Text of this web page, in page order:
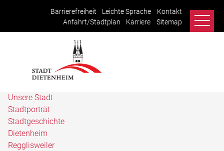
Barrierefreiheit Leichte Sprache
Kontakt
Anfahrt/Stadtplan
Karriere Sitemap
Unsere Stadt
Stadtporträt
Stadtgeschichte
Dietenheim
Regglisweiler